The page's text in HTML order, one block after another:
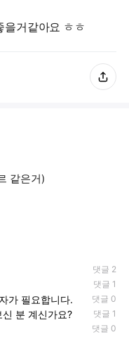
을거같아요 ㅎㅎ
같은거)
댓글 2
댓글 1
가 필요합니다. 댓글 0
분 계신가요? 댓글 1
댓글 0